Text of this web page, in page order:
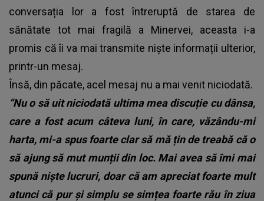
conversația lor a fost întreruptă de starea de
sănătate tot mai fragilă a Minervei, aceasta i-a
promis că îi va mai transmite niște informații ulterior,
printr-un mesaj.
Însă, din păcate, acel mesaj nu a mai venit niciodată.
“Nu o să uit niciodată ultima mea discuție cu dânsa,
care a fost acum câteva luni, în care, văzându-mi
harta, mi-a spus foarte clar să mă țin de treabă că o
să ajung să mut munții din loc. Mai avea să îmi mai
spună niște lucruri, doar că am apreciat foarte mult
atunci că pur și simplu se simțea foarte rău în ziua